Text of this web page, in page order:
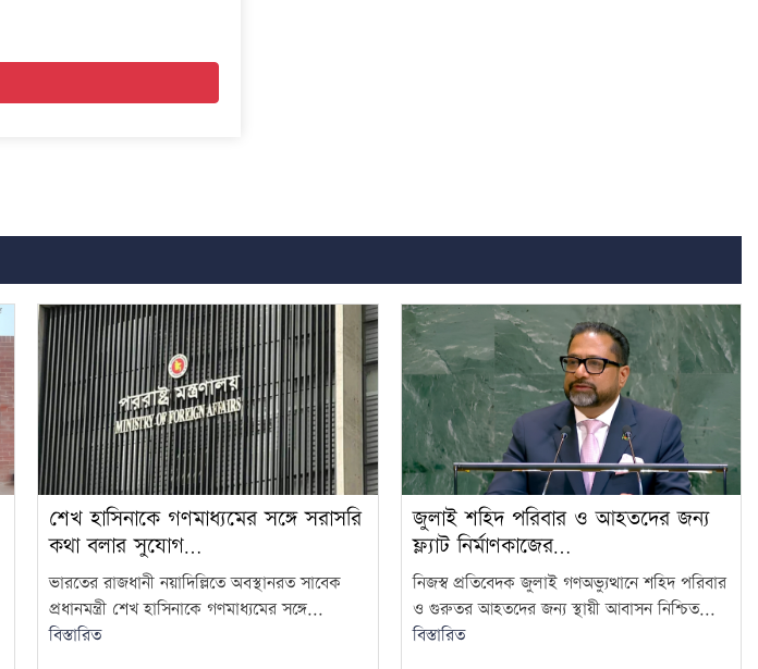
শেখ হাসিনাকে গণমাধ্যমের সঙ্গে সরাসরি
কথা বলার সুযোগ…
ভারতের রাজধানী নয়াদিল্লিতে অবস্থানরত সাবেক
প্রধানমন্ত্রী শেখ হাসিনাকে গণমাধ্যমের সঙ্গে...
বিস্তারিত
জুলাই শহিদ পরিবার ও আহতদের জন্য
ফ্ল্যাট নির্মাণকাজের…
নিজস্ব প্রতিবেদক জুলাই গণঅভ্যুত্থানে শহিদ পরিবার
ও গুরুতর আহতদের জন্য স্থায়ী আবাসন নিশ্চিত...
বিস্তারিত